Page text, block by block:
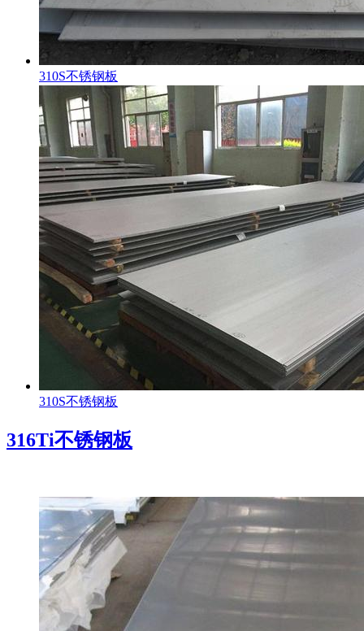
310S不锈钢板
310S不锈钢板
316Ti不锈钢板